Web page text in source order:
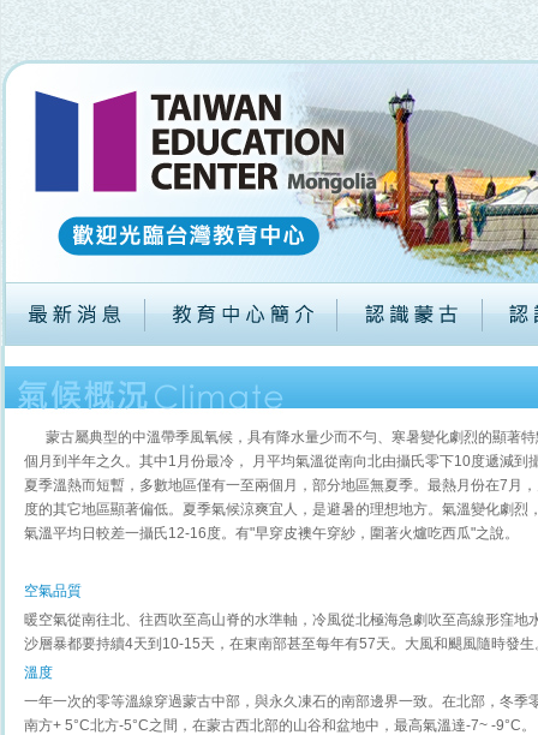
蒙古屬典型的中溫帶季風氧候，具有降水量少而不勻、寒暑變化劇烈的顯著
個月到半年之久。其中1月份最冷， 月平均氣溫從南向北由攝氏零下10度遞減到
夏季溫熱而短暫，多數地區僅有一至兩個月，部分地區無夏季。最熱月份在7月
度的其它地區顯著偏低。夏季氣候涼爽宜人，是避暑的理想地方。氣溫變化劇烈
氣溫平均日較差一攝氏12-16度。有"早穿皮襖午穿紗，圍著火爐吃西瓜"之說。
空氣品質
暖空氣從南往北、往西吹至高山脊的水準軸，冷風從北極海急劇吹至高線形窪地
沙層暴都要持續4天到10-15天，在東南部甚至每年有57天。大風和颶風隨時發生
溫度
一年一次的零等溫線穿過蒙古中部，與永久凍石的南部邊界一致。在北部，冬季
南方+ 5°C北方-5°C之間，在蒙古西北部的山谷和盆地中，最高氣溫達-7~ -9°C。